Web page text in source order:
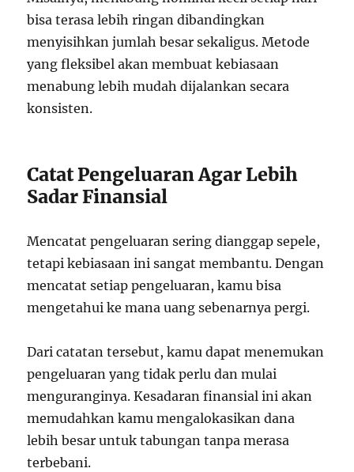
bisa terasa lebih ringan dibandingkan
menyisihkan jumlah besar sekaligus. Metode
yang fleksibel akan membuat kebiasaan
menabung lebih mudah dijalankan secara
konsisten.
Catat Pengeluaran Agar Lebih
Sadar Finansial
Mencatat pengeluaran sering dianggap sepele,
tetapi kebiasaan ini sangat membantu. Dengan
mencatat setiap pengeluaran, kamu bisa
mengetahui ke mana uang sebenarnya pergi.
Dari catatan tersebut, kamu dapat menemukan
pengeluaran yang tidak perlu dan mulai
menguranginya. Kesadaran finansial ini akan
memudahkan kamu mengalokasikan dana
lebih besar untuk tabungan tanpa merasa
terbebani.